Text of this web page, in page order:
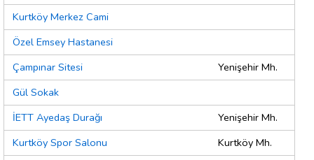
Kurtköy Merkez Cami
Özel Emsey Hastanesi
Çampınar Sitesi
Yenişehir Mh.
Gül Sokak
İETT Ayedaş Durağı
Yenişehir Mh.
Kurtköy Spor Salonu
Kurtköy Mh.